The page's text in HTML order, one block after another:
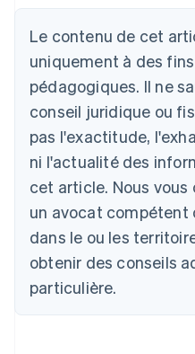
Le contenu de cet
uniquement à des
pédagogiques. Il ne
conseil juridique ou
pas l'exactitude,
ni l'actualité des
cet article. Nous
un avocat compétent
dans le ou les
obtenir des conseils
particulière.
DeutschEnglish
Australie
English
Autriche
DeutschEnglish
Belgique
Nederlands Français
Brésil
Português English
Bulgarie
English
Canada
Chine continentale
简体中文English